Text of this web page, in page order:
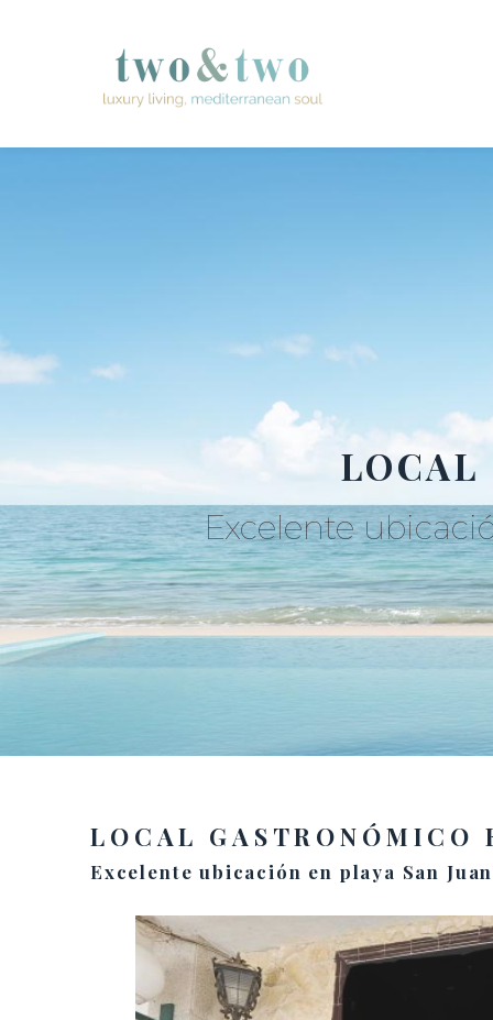
LOCAL
Excelente
LOCAL GASTRONÓMICO
Excelente ubicación en playa San